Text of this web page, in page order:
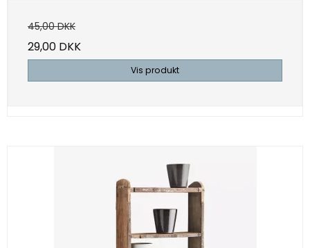
45,00 DKK
29,00 DKK
Vis produkt